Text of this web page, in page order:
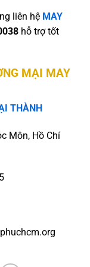
liên hệ MAY
hỗ trợ tốt
MẠI MAY
THÀNH
Môn, Hồ Chí